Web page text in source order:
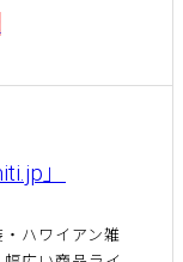
ハワイアン雑